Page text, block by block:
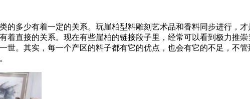
的多少有着一定的关系。玩崖柏型料雕刻艺术品和香料同步进行，
着直接的关系。现在有些崖柏的链接段子里，经常可以看到极力推
世。其实，每一个产区的料子都有它的优点，也会有它的不足，不